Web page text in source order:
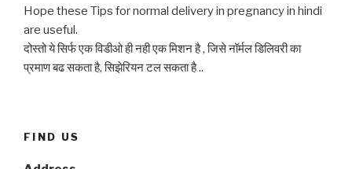
Hope these Tips for normal delivery in pregnancy in hindi
are useful.
दोस्तो ये सिर्फ एक विडीओ ही नही एक मिशन है , जिसे नॉर्मल डिलिवरी का
प्रमाण बढ सकता है, सिझेरियन टल सकता है ..
FIND US